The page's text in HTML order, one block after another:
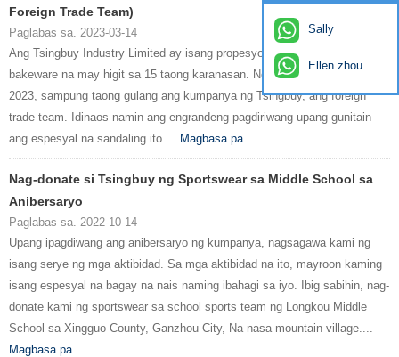
Foreign Trade Team)
Paglabas sa. 2023-03-14
Ang Tsingbuy Industry Limited ay isang propesyonal na tagagawa ng
bakeware na may higit sa 15 taong karanasan. Noong ika-9 ng Marso,
2023, sampung taong gulang ang kumpanya ng Tsingbuy, ang foreign
trade team. Idinaos namin ang engrandeng pagdiriwang upang gunitain
ang espesyal na sandaling ito.... Magbasa pa
Nag-donate si Tsingbuy ng Sportswear sa Middle School sa
Anibersaryo
Paglabas sa. 2022-10-14
Upang ipagdiwang ang anibersaryo ng kumpanya, nagsagawa kami ng
isang serye ng mga aktibidad. Sa mga aktibidad na ito, mayroon kaming
isang espesyal na bagay na nais naming ibahagi sa iyo. Ibig sabihin, nag-
donate kami ng sportswear sa school sports team ng Longkou Middle
School sa Xingguo County, Ganzhou City, Na nasa mountain village....
Magbasa pa
Sally
Ellen zhou